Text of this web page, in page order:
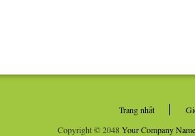
Trang nhất
Copyright © 2048Your Company Name